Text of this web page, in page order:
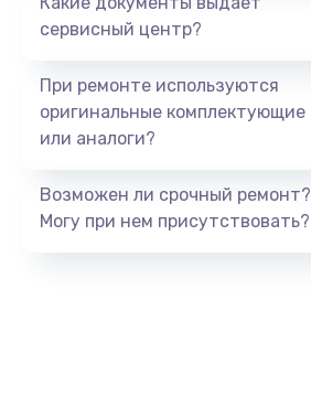
сервисный центр?
При ремонте используются
оригинальные комплектующие
или аналоги?
Возможен ли срочный ремонт?
Могу при нем присутствовать?